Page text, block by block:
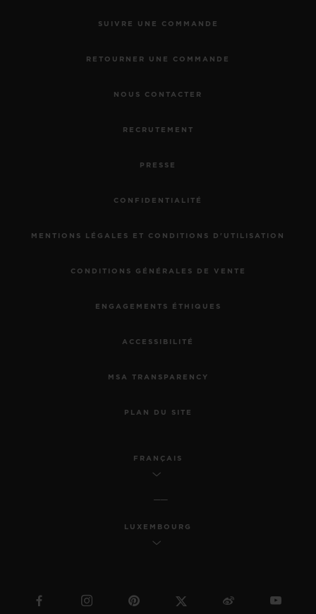
SUIVRE UNE COMMANDE
RETOURNER UNE COMMANDE
NOUS CONTACTER
RECRUTEMENT
PRESSE
CONFIDENTIALITÉ
MENTIONS LÉGALES ET CONDITIONS D'UTILISATION
CONDITIONS GÉNÉRALES DE VENTE
ENGAGEMENTS ÉTHIQUES
ACCESSIBILITÉ
MSA TRANSPARENCY
PLAN DU SITE
FRANÇAIS
LUXEMBOURG